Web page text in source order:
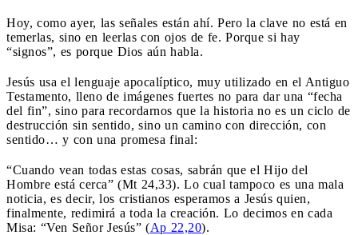
Hoy, como ayer, las señales están ahí. Pero la clave no está en
temerlas, sino en leerlas con ojos de fe. Porque si hay
“signos”, es porque Dios aún habla.
Jesús usa el lenguaje apocalíptico, muy utilizado en el Antiguo
Testamento, lleno de imágenes fuertes no para dar una “fecha
del fin”, sino para recordarnos que la historia no es un ciclo de
destrucción sin sentido, sino un camino con dirección, con
sentido… y con una promesa final:
“Cuando vean todas estas cosas, sabrán que el Hijo del
Hombre está cerca” (Mt 24,33). Lo cual tampoco es una mala
noticia, es decir, los cristianos esperamos a Jesús quien,
finalmente, redimirá a toda la creación. Lo decimos en cada
Misa: “Ven Señor Jesús” (Ap 22,20).